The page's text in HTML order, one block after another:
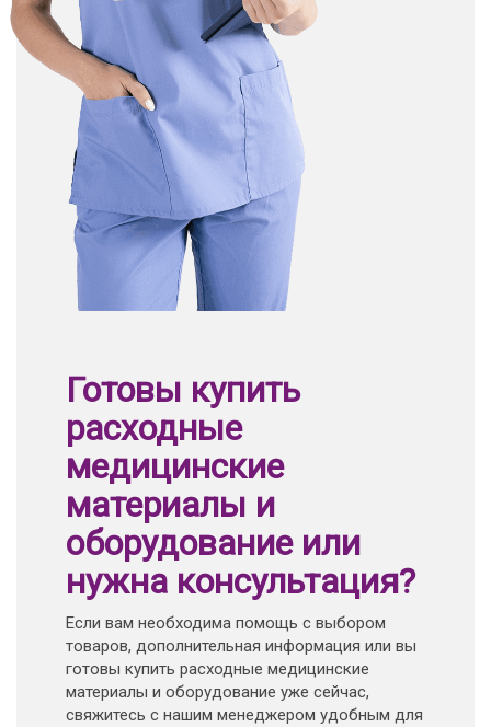
Готовы купить
расходные
медицинские
материалы и
оборудование или
нужна консультация?
Если вам необходима помощь с выбором
товаров, дополнительная информация или вы
готовы купить расходные медицинские
материалы и оборудование уже сейчас,
свяжитесь с нашим менеджером удобным для